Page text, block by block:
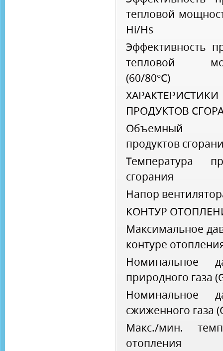
тепловой
Hi/Hs
Эффективность
тепловой
(60/80°C)
ПРОДУКТОВ
Объемный
продуктов
Температура
сгорания
Напор
КОНТУР
Максимальное
контуре
Номинальное
природного газа
Номинальное
сжиженного газа
Макс./мин.
отопления